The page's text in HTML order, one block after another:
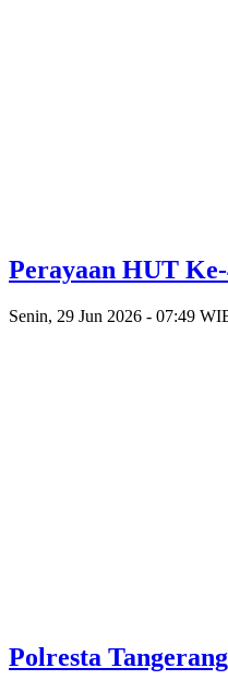
Perayaan HUT
Senin, 29 Jun 2026 - 07:49
Polresta